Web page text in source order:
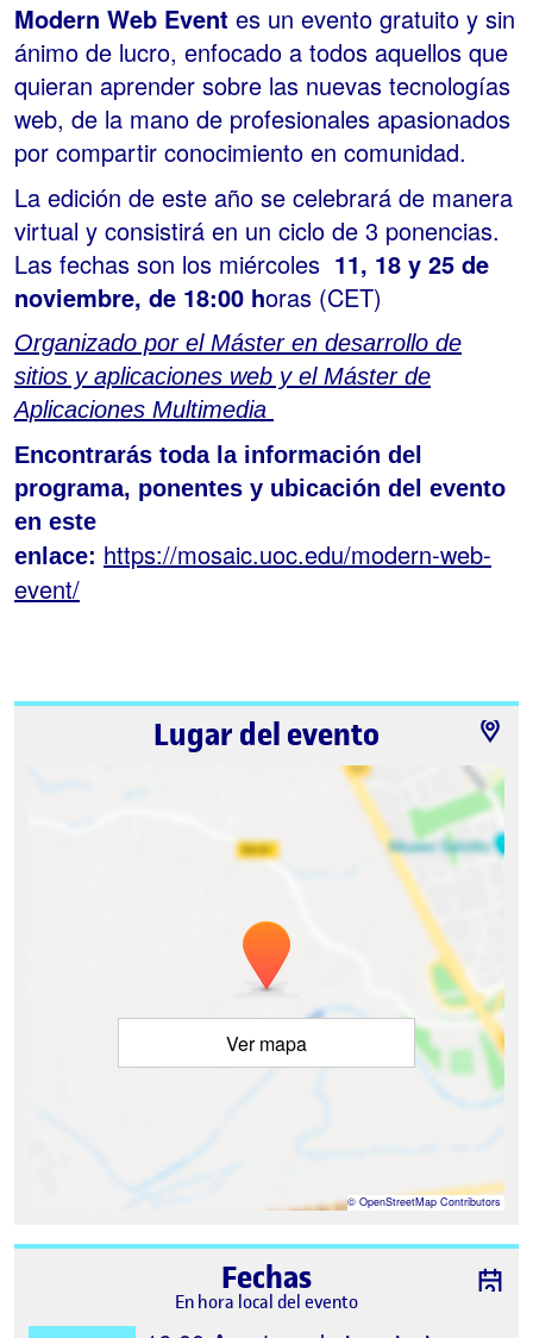
Modern Web Event es un evento gratuito y sin
ánimo de lucro, enfocado a todos aquellos que
quieran aprender sobre las nuevas tecnologías
web, de la mano de profesionales apasionados
por compartir conocimiento en comunidad.
La edición de este año se celebrará de manera
virtual y consistirá en un ciclo de 3 ponencias.
Las fechas son los miércoles 11, 18 y 25 de
noviembre, de 18:00 horas (CET)
Organizado por el Máster en desarrollo de
sitios y aplicaciones web y el Máster de
Aplicaciones Multimedia
Encontrarás toda la información del
programa, ponentes y ubicación del evento
en este
enlace: https://mosaic.uoc.edu/modern-web-
event/
Lugar del evento
Ver mapa
© OpenStreetMap Contributors
Fechas
En hora local del evento